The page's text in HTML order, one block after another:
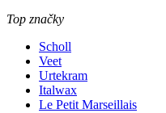
Top značky
Scholl
Veet
Urtekram
Italwax
Le Petit Marseillais